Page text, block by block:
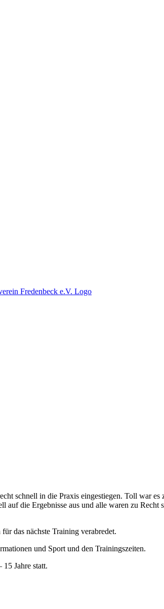
schnell in die Praxis eingestiegen. Toll war es
die Ergebnisse aus und alle waren zu Recht
das nächste Training verabredet.
und Sport und den Trainingszeiten.
Jahre statt.